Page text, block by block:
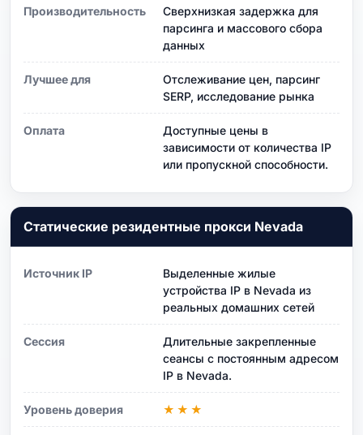
Производительность
Сверхнизкая задержка для
парсинга и массового сбора
данных
Лучшее для
Отслеживание цен, парсинг
SERP, исследование рынка
Оплата
Доступные цены в
зависимости от количества IP
или пропускной способности.
Статические резидентные прокси Nevada
Источник IP
Выделенные жилые
устройства IP в Nevada из
реальных домашних сетей
Сессия
Длительные закрепленные
сеансы с постоянным адресом
IP в Nevada.
Уровень доверия ★★★